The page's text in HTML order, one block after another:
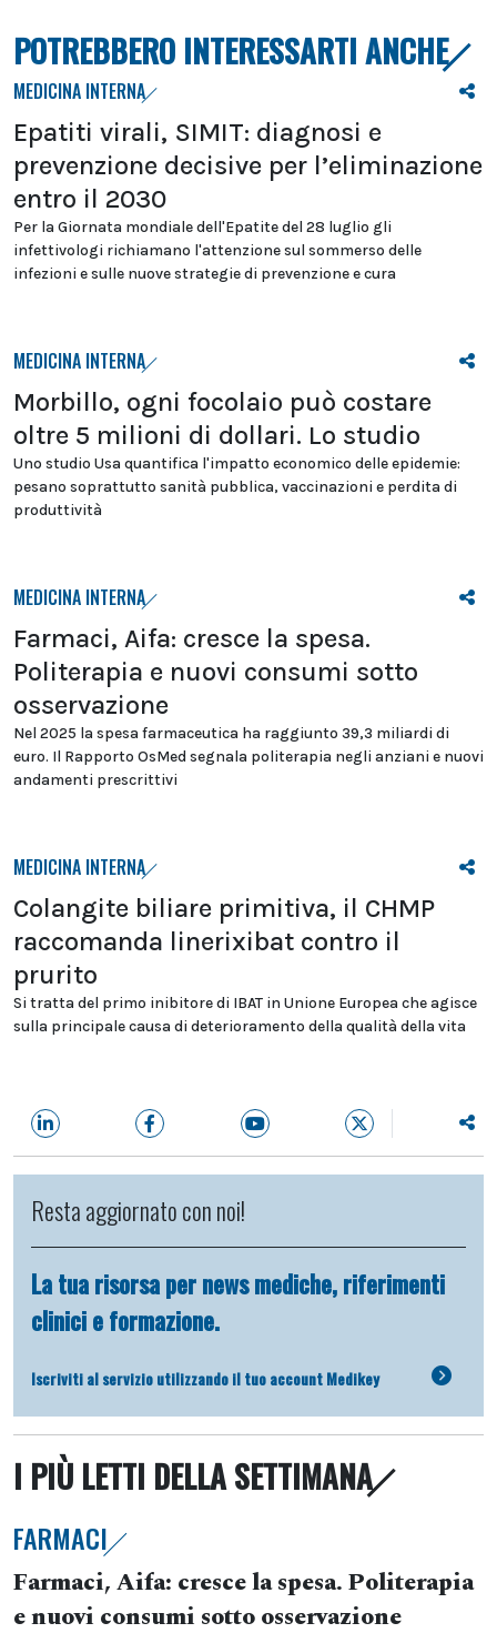
POTREBBERO INTERESSARTI ANCHE
MEDICINA INTERNA
Epatiti virali, SIMIT: diagnosi e
prevenzione decisive per l’eliminazione
entro il 2030
Per la Giornata mondiale dell'Epatite del 28 luglio gli
infettivologi richiamano l'attenzione sul sommerso delle
infezioni e sulle nuove strategie di prevenzione e cura
MEDICINA INTERNA
Morbillo, ogni focolaio può costare
oltre 5 milioni di dollari. Lo studio
Uno studio Usa quantifica l'impatto economico delle epidemie:
pesano soprattutto sanità pubblica, vaccinazioni e perdita di
produttività
MEDICINA INTERNA
Farmaci, Aifa: cresce la spesa.
Politerapia e nuovi consumi sotto
osservazione
Nel 2025 la spesa farmaceutica ha raggiunto 39,3 miliardi di
euro. Il Rapporto OsMed segnala politerapia negli anziani e nuovi
andamenti prescrittivi
MEDICINA INTERNA
Colangite biliare primitiva, il CHMP
raccomanda linerixibat contro il
prurito
Si tratta del primo inibitore di IBAT in Unione Europea che agisce
sulla principale causa di deterioramento della qualità della vita
Resta aggiornato con noi!
La tua risorsa per news mediche, riferimenti
clinici e formazione.
Iscriviti al servizio utilizzando il tuo account Medikey
I PIÙ LETTI DELLA SETTIMANA
FARMACI
Farmaci, Aifa: cresce la spesa. Politerapia
e nuovi consumi sotto osservazione